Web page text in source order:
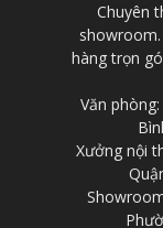
Chuyên
hàng trọn
Văn
Xưởng nội